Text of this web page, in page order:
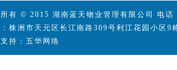
有 © 2015 湖南蓝天物业管理有限公司 电
株洲市天元区长江南路309号利江花园小区9
持：五华网络